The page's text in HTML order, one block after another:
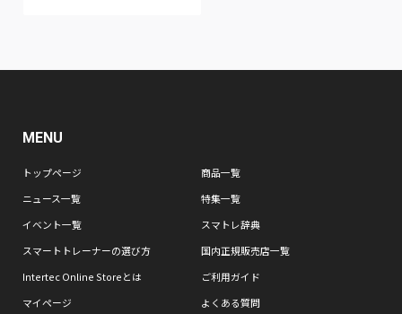
MENU
トップページ
商品一覧
ニュース一覧
特集一覧
イベント一覧
スマトレ辞典
スマートトレーナーの選び方
国内正規販売店一覧
Intertec Online Storeとは
ご利用ガイド
マイページ
よくある質問